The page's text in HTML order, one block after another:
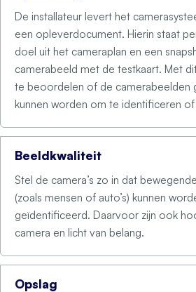
De installateur levert het
een opleverdocument. Hierin staat
doel uit het cameraplan en een
camerabeeld met de testkaart. Met
te beoordelen of de camerabeelden
kunnen worden om te identificeren
Beeldkwaliteit
Stel de camera’s zo in dat
(zoals mensen of auto’s) kunnen
geïdentificeerd. Daarvoor zijn ook
camera en licht van belang.
Opslag